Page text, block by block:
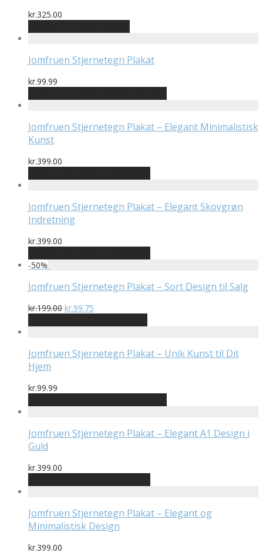
kr.325.00
Jomfruen Stjernetegn Plakat
kr.99.99
Jomfruen Stjernetegn Plakat – Elegant Minimalistisk
Kunst
kr.399.00
Jomfruen Stjernetegn Plakat – Elegant Skovgrøn
Indretning
kr.399.00
-50%
Jomfruen Stjernetegn Plakat – Sort Design til Salg
kr.199.00 Den
pris
kr.199.00.
kr.99.75
pris
kr.99.75.
Jomfruen Stjernetegn Plakat – Unik Kunst til Dit
Hjem
kr.99.99
Jomfruen Stjernetegn Plakat – Elegant A1 Design i
Guld
kr.399.00
Jomfruen Stjernetegn Plakat – Elegant og
Minimalistisk Design
kr.399.00